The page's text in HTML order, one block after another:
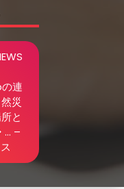
連
災
と
… –